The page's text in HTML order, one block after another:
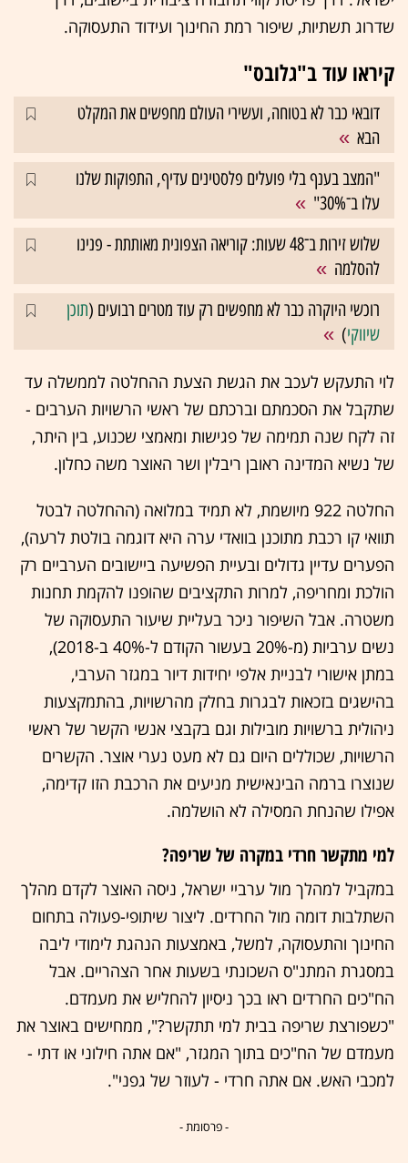
שדרוג תשתיות, שיפור רמת החינוך ועידוד התעסוקה.
קיראו עוד ב"גלובס"
דובאי כבר לא בטוחה, ועשירי העולם מחפשים את המקלט
הבא
"המצב בענף בלי פועלים פלסטינים עדיף, התפוקות שלנו
עלו ב־30%"
שלוש זירות ב־48 שעות: קוריאה הצפונית מאותתת - פנינו
להסלמה
רוכשי היוקרה כבר לא מחפשים רק עוד מטרים רבועים (תוכן
שיווקי)
לוי התעקש לעכב את הגשת הצעת ההחלטה לממשלה עד
שתקבל את הסכמתם וברכתם של ראשי הרשויות הערבים -
זה לקח שנה תמימה של פגישות ומאמצי שכנוע, בין היתר,
של נשיא המדינה ראובן ריבלין ושר האוצר משה כחלון.
החלטה 922 מיושמת, לא תמיד במלואה (ההחלטה לבטל
תוואי קו רכבת מתוכנן בוואדי ערה היא דוגמה בולטת לרעה),
הפערים עדיין גדולים ובעיית הפשיעה ביישובים הערביים רק
הולכת ומחריפה, למרות התקציבים שהופנו להקמת תחנות
משטרה. אבל השיפור ניכר בעליית שיעור התעסוקה של
נשים ערביות (מ-20% בעשור הקודם ל-40% ב-2018),
במתן אישורי לבניית אלפי יחידות דיור במגזר הערבי,
בהישגים בזכאות לבגרות בחלק מהרשויות, בהתמקצעות
ניהולית ברשויות מובילות וגם בקבצי אנשי הקשר של ראשי
הרשויות, שכוללים היום גם לא מעט נערי אוצר. הקשרים
שנוצרו ברמה הבינאישית מניעים את הרכבת הזו קדימה,
אפילו שהנחת המסילה לא הושלמה.
למי מתקשר חרדי במקרה של שריפה?
במקביל למהלך מול ערביי ישראל, ניסה האוצר לקדם מהלך
השתלבות דומה מול החרדים. ליצור שיתופי-פעולה בתחום
החינוך והתעסוקה, למשל, באמצעות הנהגת לימודי ליבה
במסגרת המתנ"ס השכונתי בשעות אחר הצהריים. אבל
הח"כים החרדים ראו בכך ניסיון להחליש את מעמדם.
"כשפורצת שריפה בבית למי תתקשר?", ממחישים באוצר את
מעמדם של הח"כים בתוך המגזר, "אם אתה חילוני או דתי -
למכבי האש. אם אתה חרדי - לעוזר של גפני".
- פרסומת -